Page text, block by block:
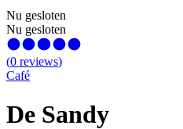
Nu gesloten
Nu gesloten
(0 reviews)
Café
De Sandy